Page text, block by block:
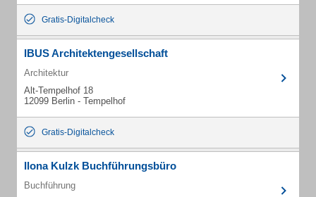
Gratis-Digitalcheck
IBUS Architektengesellschaft
Architektur
Alt-Tempelhof 18
12099 Berlin - Tempelhof
Gratis-Digitalcheck
Ilona Kulzk Buchführungsbüro
Buchführung